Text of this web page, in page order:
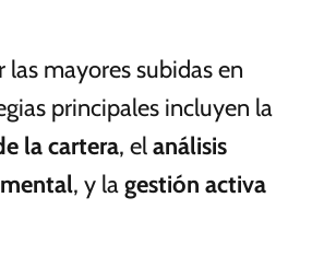
las mayores subidas en
principales incluyen la
la cartera, elanálisis
, y lagestión activa